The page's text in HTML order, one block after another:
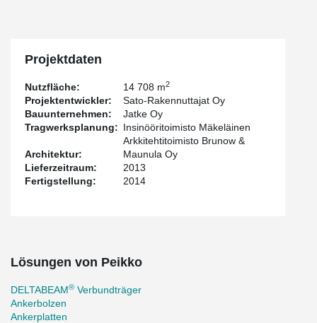
Projektdaten
Nutzfläche: 14 708 m2
Projektentwickler:
Sato-Rakennuttajat Oy
Bauunternehmen:
Jatke Oy
Tragwerksplanung: Insinööritoimisto Mäkeläinen
Architektur:
Arkkitehtitoimisto Brunow &
Maunula Oy
Lieferzeitraum:
2013
Fertigstellung:
2014
Lösungen von Peikko
DELTABEAM® Verbundträger
Ankerbolzen
Ankerplatten